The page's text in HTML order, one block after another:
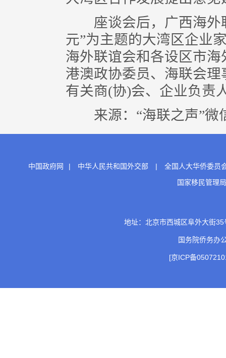
座谈会后，广西海外
元”为主题的大湾区企业
海外联谊会和各设区市
港澳政协委员、海联会
有关商(协)会、企业负责
来源：“海联之声”微
中国政府网 | 中华人民共和国外交部 |
全国人大华侨委员
国家移民管理局
地址：北京市西城区阜外大街
国务院侨务
[京ICP备